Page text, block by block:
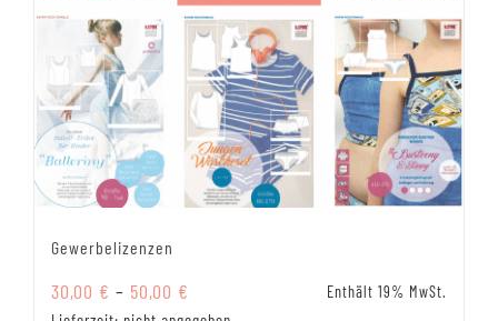
Gewerbelizenzen
30,00 € – 50,00 € Enthält 19% MwSt.